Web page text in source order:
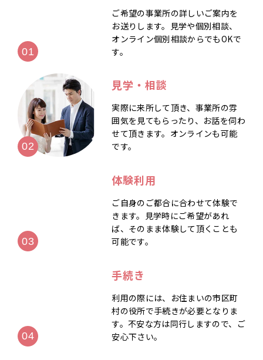
ご希望の事業所の詳しいご案内を
お送りします。見学や個別相談、
オンライン個別相談からでもOKで
す。
見学・相談
実際に来所して頂き、事業所の雰
囲気を見てもらったり、お話を伺わ
せて頂きます。オンラインも可能
です。
体験利用
ご自身のご都合に合わせて体験で
きます。見学時にご希望があれ
ば、そのまま体験して頂くことも
可能です。
手続き
利用の際には、お住まいの市区町
村の役所で手続きが必要となりま
す。不安な方は同行しますので、ご
安心下さい。